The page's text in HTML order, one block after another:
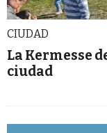
CIUDAD
La Kermesse
ciudad